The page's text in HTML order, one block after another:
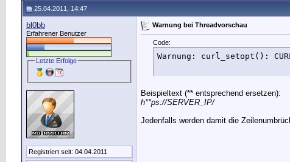
25.04.2011, 14:47
bl0bb
Erfahrener Benutzer
Letzte Erfolge
Registriert seit: 04.04.2011
Warnung bei Threadvorschau
Code:
Warnung: curl_setopt():
Beispieltext (** entsprechend ersetzen):
h**ps://SERVER_IP/
Jedenfalls werden damit die